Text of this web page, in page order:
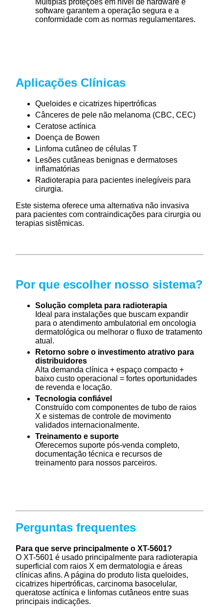
Múltiplas proteções em nível de hardware e
software garantem a operação segura e a
conformidade com as normas regulamentares.
Aplicações Clínicas
Queloides e cicatrizes hipertróficas
Cânceres de pele não melanoma (CBC, CEC)
Ceratose actínica
Doença de Bowen
Linfoma cutâneo de células T
Lesões cutâneas benignas e dermatoses
inflamatórias
Radioterapia para pacientes inelegíveis para
cirurgia.
Este sistema oferece uma alternativa não invasiva
para pacientes com contraindicações para cirurgia ou
terapias sistêmicas.
Por que escolher nosso sistema?
Solução completa para radioterapia
Ideal para instalações que buscam expandir
para o atendimento ambulatorial em oncologia
dermatológica ou melhorar o fluxo de tratamento
atual.
Retorno sobre o investimento atrativo para
distribuidores
Alta demanda clínica + espaço compacto +
baixo custo operacional = fortes oportunidades
de revenda e locação.
Tecnologia confiável
Construído com componentes de tubo de raios
X e sistemas de controle de movimento
validados internacionalmente.
Treinamento e suporte
Oferecemos suporte pós-venda completo,
documentação técnica e recursos de
treinamento para nossos parceiros.
Perguntas frequentes
Para que serve principalmente o XT-5601?
O XT-5601 é usado principalmente para radioterapia
superficial com raios X em dermatologia e áreas
clínicas afins. A página do produto lista queloides,
cicatrizes hipertróficas, carcinoma basocelular,
queratose actínica e linfomas cutâneos entre suas
principais indicações.